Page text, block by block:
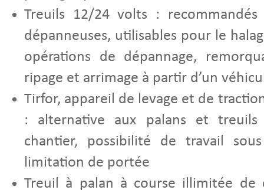
Treuils 12/24 volts :
dépanneuses, utilisables pour le
opérations de dépannage,
ripage et arrimage à partir d’un
Tirfor, appareil de levage et de
: alternative aux palans et
chantier, possibilité de travail
limitation de portée
Treuil à palan à course illimitée de